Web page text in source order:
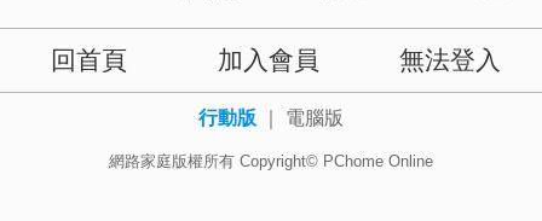
回首頁 加入會員 無法登入
行動版 電腦版
網路家庭版權所有 Copyright© PChome Online